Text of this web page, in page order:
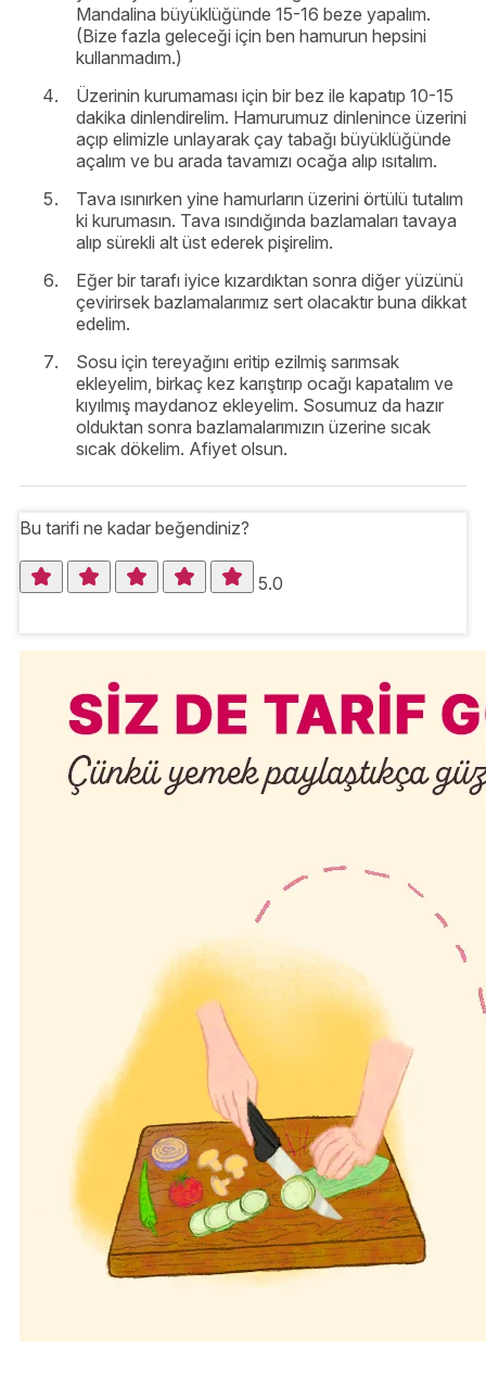
Mandalina büyüklüğünde 15-16 beze yapalım.
(Bize fazla geleceği için ben hamurun hepsini
kullanmadım.)
Üzerinin kurumaması için bir bez ile kapatıp 10-15
dakika dinlendirelim. Hamurumuz dinlenince üzerini
açıp elimizle unlayarak çay tabağı büyüklüğünde
açalım ve bu arada tavamızı ocağa alıp ısıtalım.
Tava ısınırken yine hamurların üzerini örtülü tutalım
ki kurumasın. Tava ısındığında bazlamaları tavaya
alıp sürekli alt üst ederek pişirelim.
Eğer bir tarafı iyice kızardıktan sonra diğer yüzünü
çevirirsek bazlamalarımız sert olacaktır buna dikkat
edelim.
Sosu için tereyağını eritip ezilmiş sarımsak
ekleyelim, birkaç kez karıştırıp ocağı kapatalım ve
kıyılmış maydanoz ekleyelim. Sosumuz da hazır
olduktan sonra bazlamalarımızın üzerine sıcak
sıcak dökelim. Afiyet olsun.
Bu tarifi ne kadar beğendiniz?
5.0